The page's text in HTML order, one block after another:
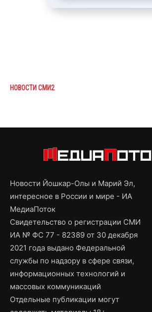
НОВОСТИ СМИ2
Новости Йошкар-Олы и Марий Эл,
интересное в России и мире - ИА
МедиаПоток
Свидетельство о регистрации СМИ
ИА № ФС 77 - 82389 от 30 декабря
2021 года выдано Федеральной
службы по надзору в сфере связи,
информационных технологий и
массовых коммуникаций
Отдельные публикации могут